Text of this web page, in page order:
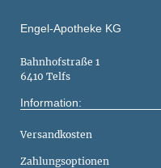
Engel-Apotheke KG
Bahnhofstraße 1
6410 Telfs
Information:
Versandkosten
Zahlungsoptionen